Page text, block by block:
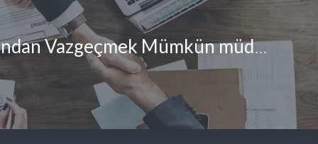
Tasfiye Kararından Vazgeçmek Mümkün müdür?